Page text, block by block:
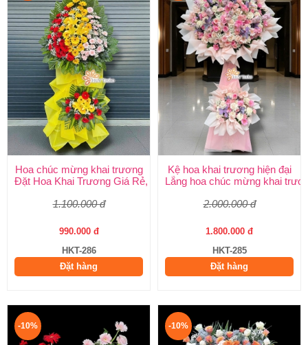
Hoa chúc mừng khai trương
Đặt Hoa Khai Trương Giá Rẻ, Đẹp Sang Trọng – Shop Hoa Khai
1.100.000 đ
990.000 đ
HKT-286
Đặt hàng
Kệ hoa khai trương hiện đại
Lẵng hoa chúc mừng khai
2.000.000 đ
1.800.000 đ
HKT-285
Đặt hàng
-10% -10%